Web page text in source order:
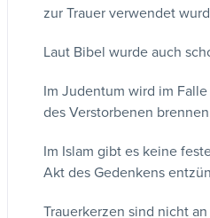
zur Trauer verwendet
Laut Bibel wurde auch
Im Judentum wird im
des Verstorbenen
Im Islam gibt es keine
Akt des Gedenkens
Trauerkerzen sind nicht